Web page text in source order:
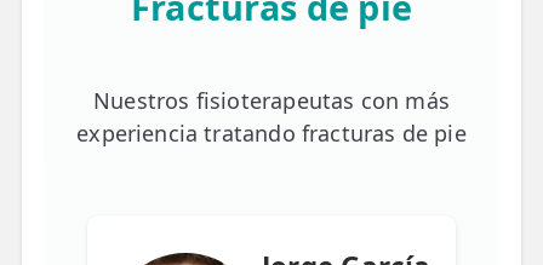
Nuestros fisioterapeutas con más
experiencia tratando fracturas de pie